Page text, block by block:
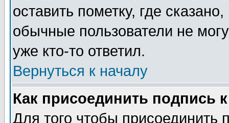
оставить пометку, где
обычные пользователи не
уже кто-то ответил.
Вернуться к началу
Как присоединить подпись
Для того чтобы присоединить